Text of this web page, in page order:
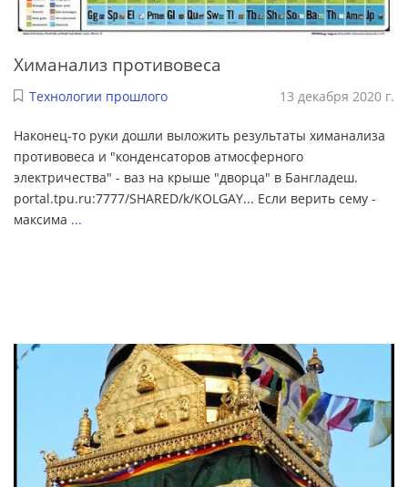
Химанализ противовеса
Технологии прошлого 13 декабря 2020 г.
Наконец-то руки дошли выложить результаты химанализа
противовеса и "конденсаторов атмосферного
электричества" - ваз на крыше "дворца" в Бангладеш.
portal.tpu.ru:7777/SHARED/k/KOLGAY... Если верить сему -
максима ...